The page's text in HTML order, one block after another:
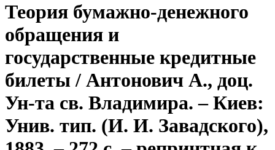
Теория бумажно-денежного
обращения и
государственные кредитные
билеты / Антонович А., доц.
Ун-та св. Владимира. – Киев:
Унив. тип. (И. И. Завадского),